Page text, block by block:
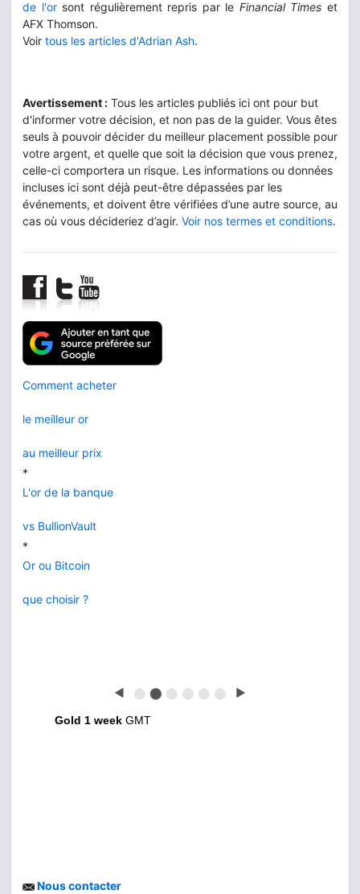
de l'orsont régulièrement repris par le Financial Times et
AFX Thomson.
Voir tous les articles d'Adrian Ash.
Avertissement : Tous les articles publiés ici ont pour but
d'informer votre décision, et non pas de la guider. Vous êtes
seuls à pouvoir décider du meilleur placement possible pour
votre argent, et quelle que soit la décision que vous prenez,
celle-ci comportera un risque. Les informations ou données
incluses ici sont déjà peut-être dépassées par les
événements, et doivent être vérifiées d’une autre source, au
cas où vous décideriez d’agir. Voir nos termes et conditions.
Comment acheter
le meilleur or
au meilleur prix
*
L'or de la banque
vs BullionVault
*
Or ou Bitcoin
que choisir ?
◀ ⬤ ⬤ ⬤ ⬤ ⬤ ⬤ ▶
Gold 1 week GMT
Nous contacter